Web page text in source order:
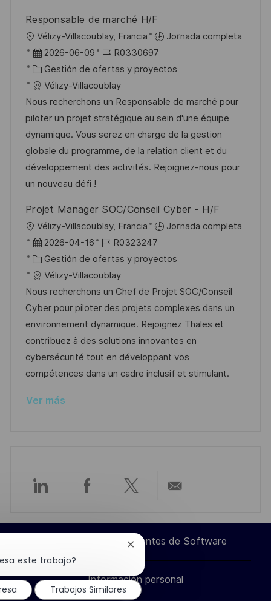
u
b
l
i
c
a
c
i
ó
n
e
o
í
a
Responsable de marché H/F
U
b
c
a
c
i
ó
n
Vélizy-Villacoublay, Francia
Jornada completa
F
e
c
h
a
d
e
p
u
l
i
c
a
c
i
ó
n
2026-06-09
I
D
d
e
e
m
p
l
R0330697
C
a
t
e
g
o
r
í
Gestión de ofertas y proyectos
Vélizy-Villacoublay
Nous recherchons un Responsable de marché pour
piloter un projet stratégique au sein d'une équipe
dynamique. Vous serez en charge de la gestion
globale du programme, de la relation client et du
développement des activités. Rejoignez-nous pour
un nouveau défi !
Projet Manager SOC/Conseil Cyber - H/F
U
b
c
a
c
i
ó
n
Vélizy-Villacoublay, Francia
Jornada completa
F
e
c
h
a
d
e
p
u
l
2026-04-16
I
D
d
e
e
m
p
l
e
R0323247
C
a
t
e
g
o
r
í
Gestión de ofertas y proyectos
Vélizy-Villacoublay
Nous recherchons un Chef de Projet SOC/Conseil
Cyber pour piloter des projets complexes dans un
environnement dynamique. Rejoignez Thales et
contribuez à des solutions innovantes en
cybersécurité tout en développant vos
compétences dans un cadre inclusif et stimulant.
Ver más
Compartir
a
través
de
Compartir
a
de
Compartir
a
través
de
por
correo
electrónico
Ingeniero de Componentes de Software
Información personal
este trabajo?
Cerrar
notificación
de
chatbot
Trabajos Similares